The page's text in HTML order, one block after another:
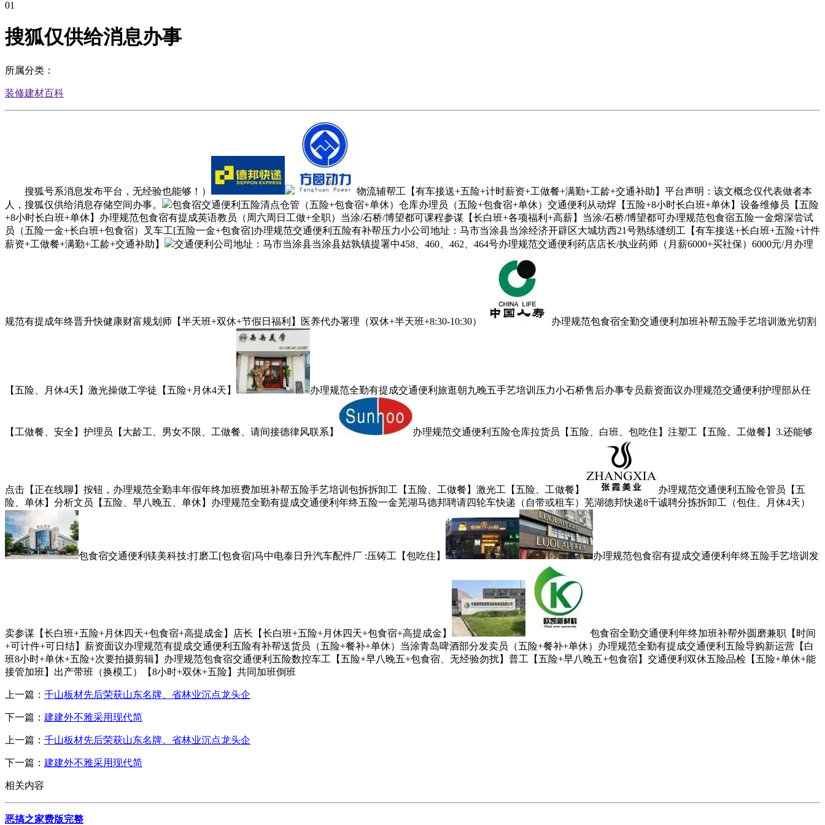
01
搜狐仅供给消息办事
所属分类：
装修建材百科
搜狐号系消息发布平台，无经验也能够！）
物流辅帮工【有车接送+五险+计时薪资+工做餐+满勤+工龄+交通补助】平台声明：该文概念仅代表做者本
人，搜狐仅供给消息存储空间办事。
包食宿交通便利五险清点仓管（五险+包食宿+单休）仓库办理员（五险+包食宿+单休）交通便利从动焊【五险+8小时长白班+单休】设备维修员【五险
+8小时长白班+单休】办理规范包食宿有提成英语教员（周六周日工做+全职）当涂/石桥/博望都可课程参谋【长白班+各项福利+高薪】当涂/石桥/博望都可办理规范包食宿五险一金熔深尝试
员（五险一金+长白班+包食宿）叉车工[五险一金+包食宿]办理规范交通便利五险有补帮压力小公司地址：马市当涂县当涂经济开辟区大城坊西21号熟练缝纫工【有车接送+长白班+五险+计件
薪资+工做餐+满勤+工龄+交通补助】
交通便利公司地址：马市当涂县当涂县姑孰镇提署中458、460、462、464号办理规范交通便利药店店长/执业药师（月薪6000+买社保）6000元/月办理
规范有提成年终晋升快健康财富规划师【半天班+双休+节假日福利】医养代办署理（双休+半天班+8:30-10:30） 办理规范包食宿全勤交通便利加班补帮五险手艺培训激光切割
【五险、月休4天】激光操做工学徒【五险+月休4天】 办理规范全勤有提成交通便利旅逛朝九晚五手艺培训压力小石桥售后办事专员薪资面议办理规范交通便利护理部从任
【工做餐、安全】护理员【大龄工、男女不限、工做餐、请间接德律风联系】 办理规范交通便利五险仓库拉货员【五险、白班、包吃住】注塑工【五险、工做餐】3.还能够
点击【正在线聊】按钮，办理规范全勤丰年假年终加班费加班补帮五险手艺培训包拆拆卸工【五险、工做餐】激光工【五险、工做餐】
办理规范交通便利五险仓管员【五
险、单休】分析文员【五险、早八晚五、单休】办理规范全勤有提成交通便利年终五险一金芜湖马德邦聘请四轮车快递（自带或租车）芜湖德邦快递8千诚聘分拣拆卸工（包住、月休4天）
包食宿交通便利镁美科技:打磨工[包食宿]马中电泰日升汽车配件厂 :压铸工【包吃住】 办理规范包食宿有提成交通便利年终五险手艺培训发
卖参谋【长白班+五险+月休四天+包食宿+高提成金】店长【长白班+五险+月休四天+包食宿+高提成金】
包食宿全勤交通便利年终加班补帮外圆磨兼职【时间
+可计件+可日结】薪资面议办理规范有提成交通便利五险有补帮送货员（五险+餐补+单休）当涂青岛啤酒部分发卖员（五险+餐补+单休）办理规范全勤有提成交通便利五险导购新运营【白
班8小时+单休+五险+次要拍摄剪辑】办理规范包食宿交通便利五险数控车工【五险+早八晚五+包食宿、无经验勿扰】普工【五险+早八晚五+包食宿】交通便利双休五险品检【五险+单休+能
接管加班】出产带班（换模工）【8小时+双休+五险】共同加班倒班
上一篇： 千山板材先后荣获山东名牌、省林业沉点龙头企
下一篇： 建建外不雅采用现代简
上一篇： 千山板材先后荣获山东名牌、省林业沉点龙头企
下一篇： 建建外不雅采用现代简
相关内容
恶搞之家费版完整